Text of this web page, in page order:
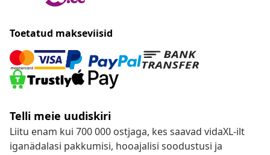
Toetatud makseviisid
Telli meie uudiskiri
Liitu enam kui 700 000 ostjaga, kes saavad vidaXL-ilt
iganädalasi pakkumisi, hooajalisi soodustusi ja